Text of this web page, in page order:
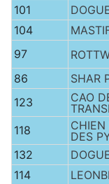
101
104
97
86 SHAR
123
CAO
118
CHIEN
DES
132
114